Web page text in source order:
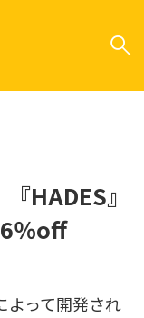
HADES』
％off
よって開発され